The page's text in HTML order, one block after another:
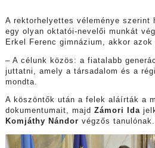
A rektorhelyettes véleménye szerint
egy olyan oktatói-nevelői munkát
Erkel Ferenc gimnázium, akkor azok
– A célunk közös: a fiatalabb
juttatni, amely a társadalom és a
mondta.
A köszöntők után a felek aláírták a
dokumentumait, majd Zámori Ida
Komjáthy Nándor végzős tanulónak.